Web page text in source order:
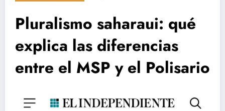
Pluralismo saharaui: qué
explica las diferencias
entre el MSP y el Polisario